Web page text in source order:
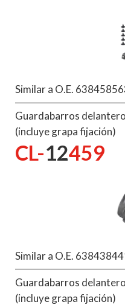
Similar a O.E.
Guardabarros
(incluye grapa fijación)
CL-12459
Similar a O.E.
Guardabarros
(incluye grapa fijación)